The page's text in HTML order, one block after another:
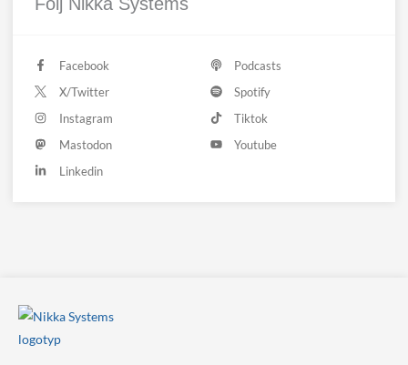
Facebook
X/Twitter
Instagram
Mastodon
Linkedin
Podcasts
Spotify
Tiktok
Youtube